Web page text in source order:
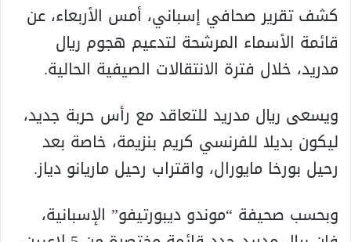
كشف تقرير صحافي إسباني، أمس الأربعاء، عن
قائمة الأسماء المرشحة لتدعيم هجوم ريال
مدريد، خلال فترة الانتقالات الصيفية الحالية.
ويسعى ريال مدريد للتعاقد مع رأس حربة جديد،
ليكون بديلا للفرنسي كريم بنزيمة، خاصة بعد
رحيل بورخا مايورال، واقتراب رحيل ماريانو دياز.
وبحسب صحيفة “موندو ديبورتيفو” الإسبانية،